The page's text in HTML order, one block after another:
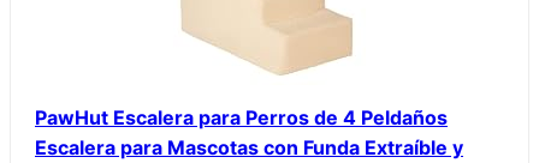
PawHut Escalera para Perros de 4 Peldaños
Escalera para Mascotas con Funda Extraíble y